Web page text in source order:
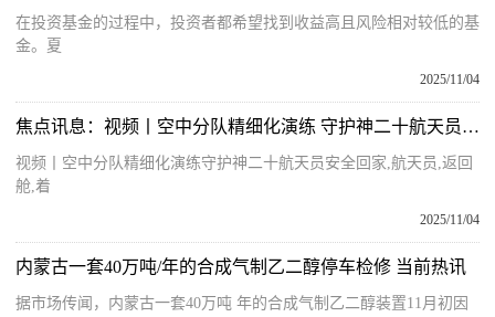
在投资基金的过程中，投资者都希望找到收益高且风险相对较低的基
金。夏
2025/11/04
焦点讯息：视频丨空中分队精细化演练 守护神二十航天员安全回家
视频丨空中分队精细化演练守护神二十航天员安全回家,航天员,返回
舱,着
2025/11/04
内蒙古一套40万吨/年的合成气制乙二醇停车检修 当前热讯
据市场传闻，内蒙古一套40万吨 年的合成气制乙二醇装置11月初因